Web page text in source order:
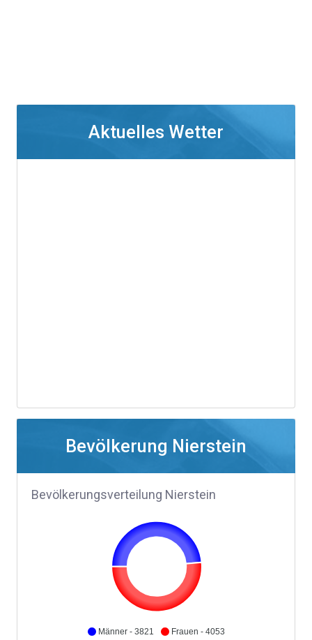
Aktuelles Wetter
Bevölkerung Nierstein
Bevölkerungsverteilung Nierstein
Männer - 3821 Frauen - 4053